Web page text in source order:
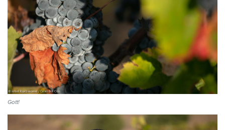
Gott!